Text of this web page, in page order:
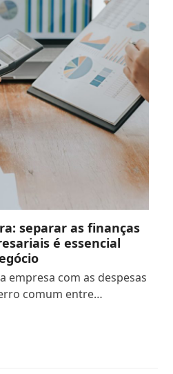
separar as finanças
é essencial
empresa com as despesas
comum entre…